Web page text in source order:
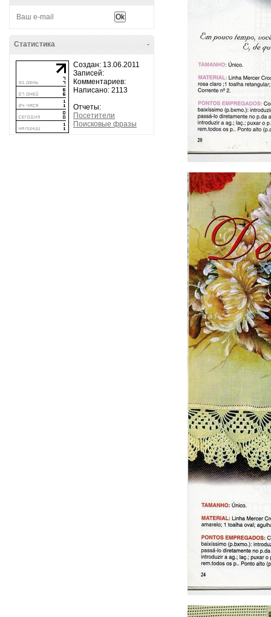
-
Статистика
Создан: 13.06.2011
Записей:
Комментариев:
Написано: 2113
Отчеты:
Посетители
Поисковые фразы